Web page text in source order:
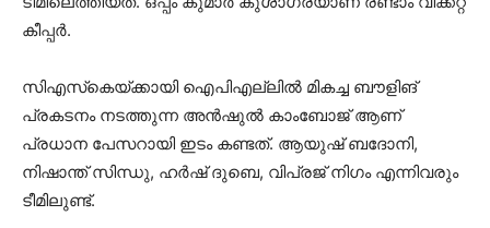
കീപ്പര്‍.
സിഎസ്‌കെയ്ക്കായി ഐപിഎല്ലില്‍ മികച്ച ബൗളിങ്
പ്രകടനം നടത്തുന്ന അന്‍ഷുല്‍ കാംബോജ് ആണ്
പ്രധാന പേസറായി ഇടം കണ്ടത്. ആയുഷ് ബദോനി,
നിഷാന്ത് സിന്ധു, ഹര്‍ഷ് ദുബെ, വിപ്രജ് നിഗം എന്നിവരും
ടീമിലുണ്ട്.